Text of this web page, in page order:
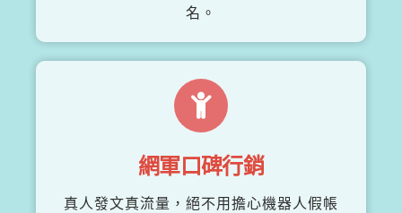
名。
網軍口碑行銷
真人發文真流量，絕不用擔心機器人假帳